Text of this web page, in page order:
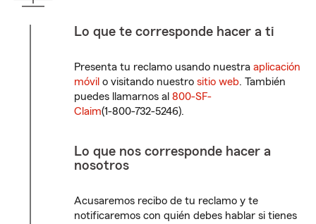
Lo que te corresponde hacer a ti
Presenta tu reclamo usando nuestra aplicación
móvil o visitando nuestro sitio web. También
puedes llamarnos al 800-SF-
Claim(1-800-732-5246).
Lo que nos corresponde hacer a
nosotros
Acusaremos recibo de tu reclamo y te
notificaremos con quién debes hablar si tienes